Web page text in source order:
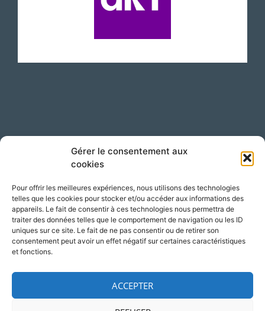
Gérer le consentement aux
cookies
Pour offrir les meilleures expériences, nous utilisons des technologies
telles que les cookies pour stocker et/ou accéder aux informations des
appareils. Le fait de consentir à ces technologies nous permettra de
traiter des données telles que le comportement de navigation ou les ID
uniques sur ce site. Le fait de ne pas consentir ou de retirer son
consentement peut avoir un effet négatif sur certaines caractéristiques
et fonctions.
ACCEPTER
Suivez-nous sur LinkedIn !
Adresse
Accès
Silversquare – Courbevoie 13
1348 Louvain-la-Neuve
Belgique